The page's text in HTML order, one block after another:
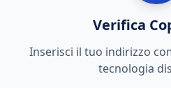
Verifica
Inserisci il tuo indirizzo
tecnologia